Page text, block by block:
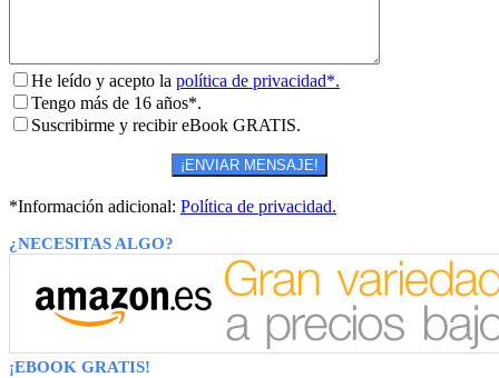
He leído y acepto la política de privacidad*.
Tengo más de 16 años*.
Suscribirme y recibir eBook GRATIS.
*Información adicional: Política de privacidad.
¿NECESITAS ALGO?
¡EBOOK GRATIS!